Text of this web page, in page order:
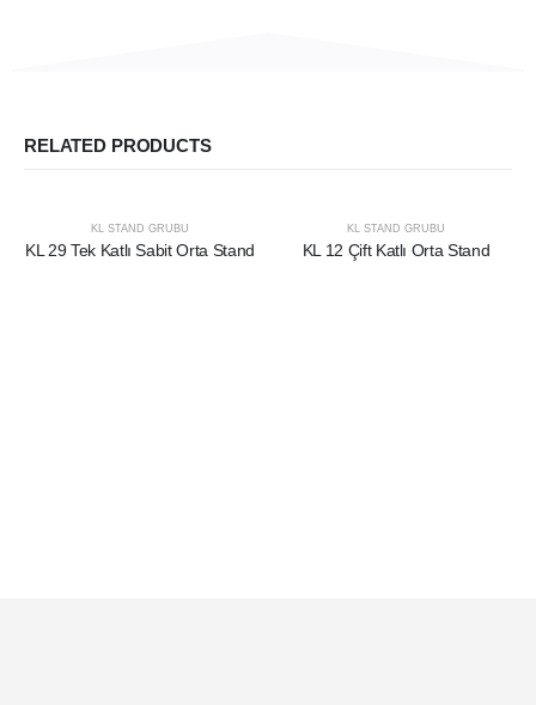
RELATED PRODUCTS
KL STAND GRUBU
KL 29 Tek Katlı Sabit Orta Stand
KL STAND GRUBU
KL 12 Çift Katlı Orta Stand